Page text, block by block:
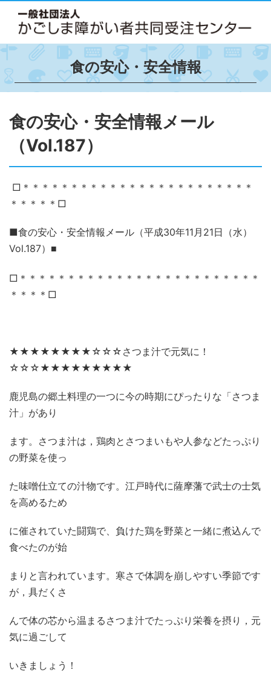
食の安心・安全情報
食の安心・安全情報メール
（Vol.187）
□＊＊＊＊＊＊＊＊＊＊＊＊＊＊＊＊＊＊＊＊＊＊＊＊
＊＊＊＊＊□
■食の安心・安全情報メール（平成30年11月 21日（水）
Vol.187） ■
□＊＊＊＊＊＊＊＊＊＊＊＊＊＊＊＊＊＊＊＊＊＊＊＊＊
＊＊＊＊□
★★★★★★★★☆☆☆さつま汁で元気に！
☆☆☆★★★★★★★★★
鹿児島の郷土料理の一つに今の時期にぴったりな「さつま
汁」があり
ます。さつま汁は，鶏肉とさつまいもや人参などたっぷり
の野菜を使っ
た味噌仕立ての汁物です。江戸時代に薩摩藩で武士の士気
を高めるため
に催されていた闘鶏で、負けた鶏を野菜と一緒に煮込んで
食べたのが始
まりと言われています。寒さで体調を崩しやすい季節です
が，具だくさ
んで体の芯から温まるさつま汁でたっぷり栄養を摂り，元
気に過ごして
いきましょう！